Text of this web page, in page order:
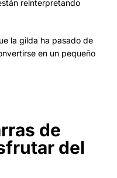
reinterpretando
la gilda ha pasado de
en un pequeño
de
del